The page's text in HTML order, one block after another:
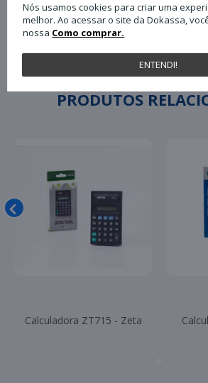
Envelope Plastico para
Nota Fiscal Plasvit
13x17 Un
PRODUTOS
Calculadora ZT715 - Zeta
Nós usamos cookies para criar uma
melhor. Ao acessar o site da Dokassa,
nossa Como comprar.
ENTENDI!